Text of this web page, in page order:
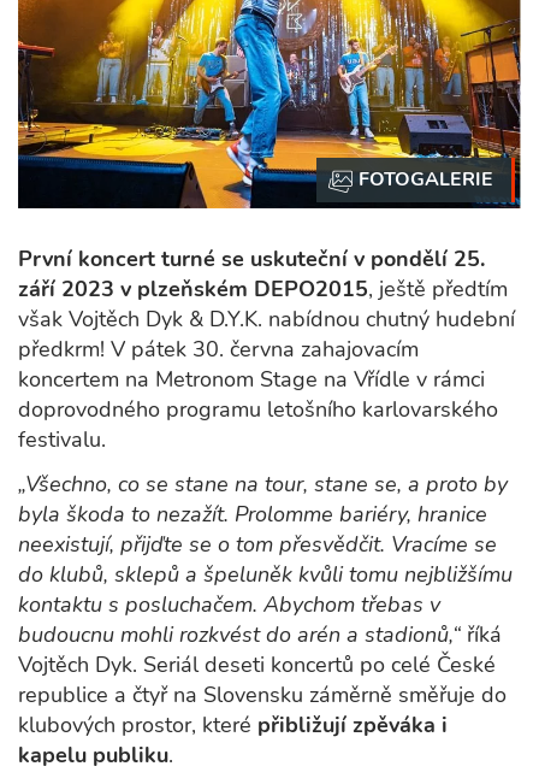
První koncert turné se uskuteční v pondělí 25.
září 2023 v plzeňském DEPO2015, ještě předtím
však Vojtěch Dyk & D.Y.K. nabídnou chutný hudební
předkrm! V pátek 30. června zahajovacím
koncertem na Metronom Stage na Vřídle v rámci
doprovodného programu letošního karlovarského
festivalu.
„Všechno, co se stane na tour, stane se, a proto by
byla škoda to nezažít. Prolomme bariéry, hranice
neexistují, přijďte se o tom přesvědčit. Vracíme se
do klubů, sklepů a špeluněk kvůli tomu nejbližšímu
kontaktu s posluchačem. Abychom třebas v
budoucnu mohli rozkvést do arén a stadionů,“ říká
Vojtěch Dyk. Seriál deseti koncertů po celé České
republice a čtyř na Slovensku záměrně směřuje do
klubových prostor, které přibližují zpěváka i
kapelu publiku.